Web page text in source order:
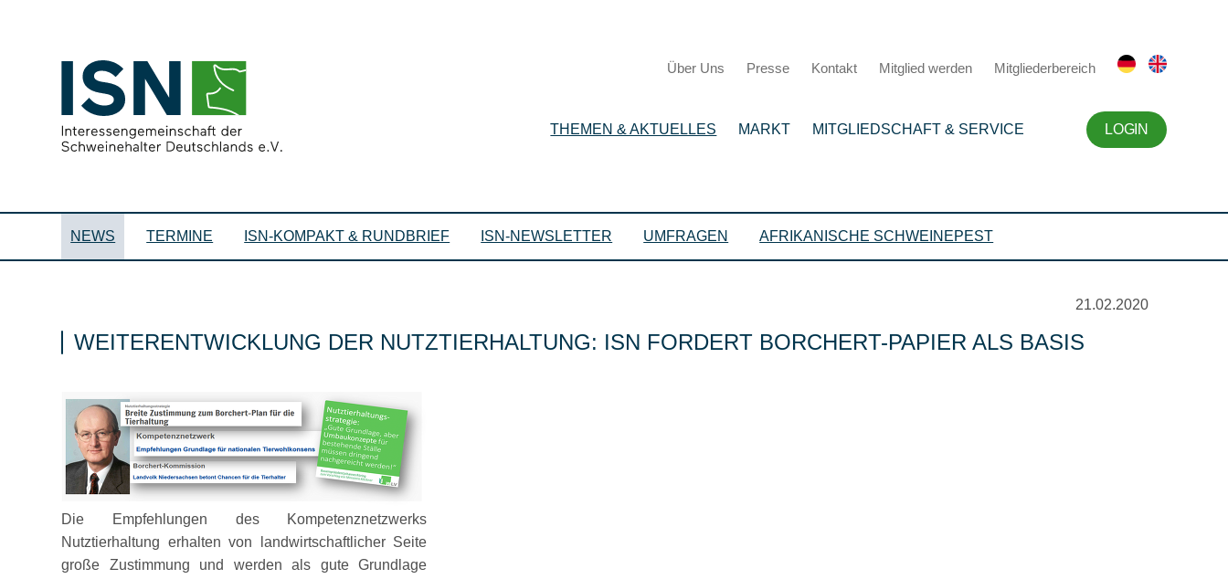
Über Uns Presse Kontakt Mitglied werden Mitgliederbereich
THEMEN & AKTUELLES MARKT MITGLIEDSCHAFT & SERVICE LOGIN
NEWS TERMINE ISN-KOMPAKT & RUNDBRIEF ISN-NEWSLETTER UMFRAGEN AFRIKANISCHE SCHWEINEPEST
21.02.2020
WEITERENTWICKLUNG DER NUTZTIERHALTUNG: ISN FORDERT BORCHERT-PAPIER ALS BASIS
Die Empfehlungen des Kompetenznetzwerks
Nutztierhaltung erhalten von landwirtschaftlicher Seite
große Zustimmung und werden als gute Grundlage